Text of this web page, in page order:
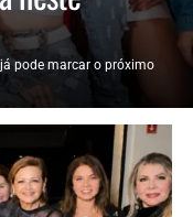
pode marcar o próximo